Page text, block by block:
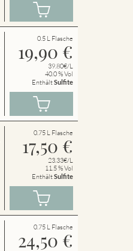
0.5 L Flasche
19,90 €
39.80€/L
40.0 % Vol
EnthältSulfite
0.75 L Flasche
17,50 €
23.33€/L
11.5 % Vol
EnthältSulfite
0.75 L Flasche
24,50 €